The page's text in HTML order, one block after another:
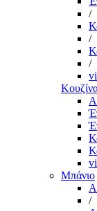
/
/
/
Μπάνιο
/